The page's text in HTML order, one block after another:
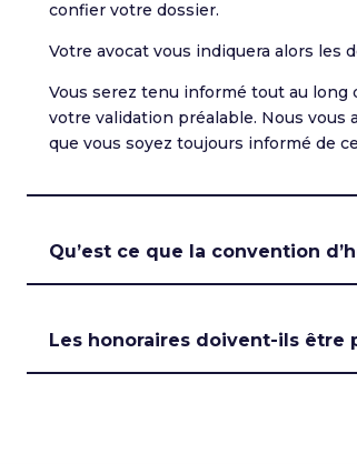
confier votre dossier.
Votre avocat vous indiquera alors les
Vous serez tenu informé tout au long
votre validation préalable. Nous
que vous soyez toujours informé de
Qu’est ce que la convention
Les honoraires doivent-ils être